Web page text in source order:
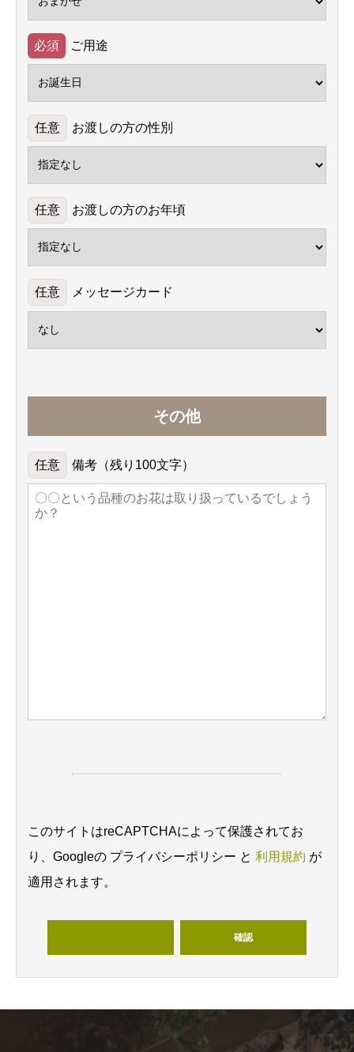
ご用途
お渡しの方の性別
お渡しの方のお年頃
メッセージカード
その他
備考（残り 100文字）
このサイトはreCAPTCHAによって保護されてお
り、Googleの プライバシーポリシー と 利用規約 が
適用されます。